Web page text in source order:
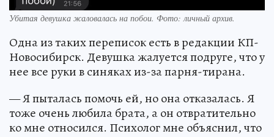
Убитая девушка жаловалась на побои. Фото: личный архив.
Одна из таких переписок есть в редакции КП-
Новосибирск. Девушка жалуется подруге, что у
нее все руки в синяках из-за парня-тирана.
— Я пыталась помочь ей, но она отказалась. Я
тоже очень любила брата, а он отвратительно
ко мне относился. Психолог мне объяснил, что